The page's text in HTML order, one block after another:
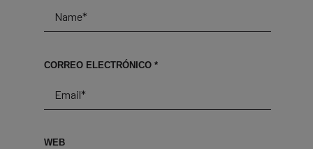
CORREO ELECTRÓNICO *
WEB